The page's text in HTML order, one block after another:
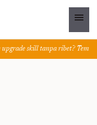
menu
skill tanpa ribet?